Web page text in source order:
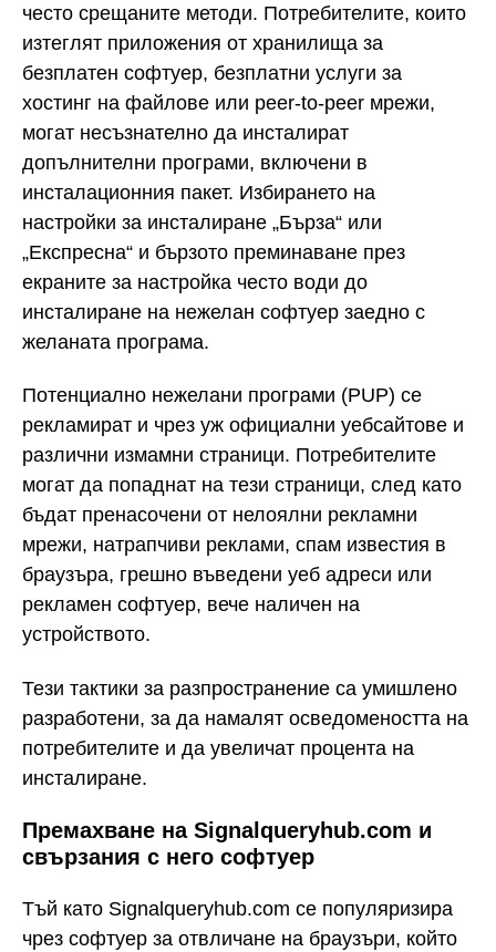
често срещаните методи. Потребителите, които
изтеглят приложения от хранилища за
безплатен софтуер, безплатни услуги за
хостинг на файлове или peer-to-peer мрежи,
могат несъзнателно да инсталират
допълнителни програми, включени в
инсталационния пакет. Избирането на
настройки за инсталиране „Бърза“ или
„Експресна“ и бързото преминаване през
екраните за настройка често води до
инсталиране на нежелан софтуер заедно с
желаната програма.
Потенциално нежелани програми (PUP) се
рекламират и чрез уж официални уебсайтове и
различни измамни страници. Потребителите
могат да попаднат на тези страници, след като
бъдат пренасочени от нелоялни рекламни
мрежи, натрапчиви реклами, спам известия в
браузъра, грешно въведени уеб адреси или
рекламен софтуер, вече наличен на
устройството.
Тези тактики за разпространение са умишлено
разработени, за да намалят осведомеността на
потребителите и да увеличат процента на
инсталиране.
Премахване на Signalqueryhub.com и
свързания с него софтуер
Тъй като Signalqueryhub.com се популяризира
чрез софтуер за отвличане на браузъри, който